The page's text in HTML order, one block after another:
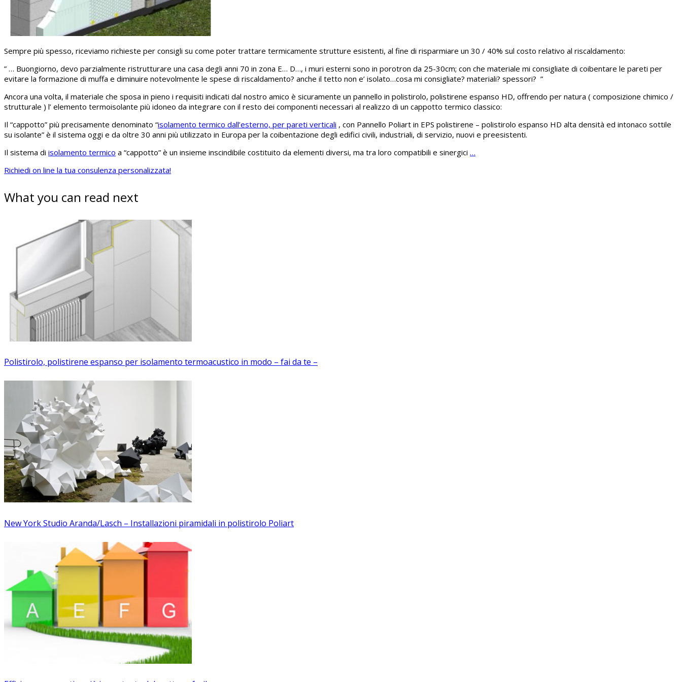
Sempre più spesso, riceviamo richieste per consigli su come poter trattare termicamente strutture esistenti, al fine di risparmiare un 30 / 40% sul costo relativo al riscaldamento:
” … Buongiorno, devo parzialmente ristrutturare una casa degli anni 70 in zona E… D…, i muri esterni sono in porotron da 25-30cm; con che materiale mi consigliate di coibentare le pareti per
evitare la formazione di muffa e diminuire notevolmente le spese di riscaldamento? anche il tetto non e’ isolato…cosa mi consigliate? materiali? spessori? ”
Ancora una volta, il materiale che sposa in pieno i requisiti indicati dal nostro amico è sicuramente un pannello in polistirolo, polistirene espanso HD, offrendo per natura ( composizione chimico /
strutturale ) l’ elemento termoisolante più idoneo da integrare con il resto dei componenti necessari al realizzo di un cappotto termico classico:
Il “cappotto” più precisamente denominato “isolamento termico dall’esterno, per pareti verticali , con Pannello Poliart in EPS polistirene – polistirolo espanso HD alta densità ed intonaco sottile
su isolante” è il sistema oggi e da oltre 30 anni più utilizzato in Europa per la coibentazione degli edifici civili, industriali, di servizio, nuovi e preesistenti.
Il sistema di isolamento termico a “cappotto” è un insieme inscindibile costituito da elementi diversi, ma tra loro compatibili e sinergici …
Richiedi on line la tua consulenza personalizzata!
What you can read next
Polistirolo, polistirene espanso per isolamento termoacustico in modo – fai da te –
New York Studio Aranda/Lasch – Installazioni piramidali in polistirolo Poliart